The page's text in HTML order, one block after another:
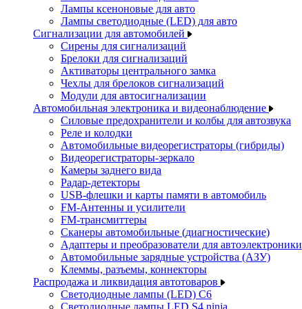
Лампы ксеноновые для авто
Лампы светодиодные (LED) для авто
Сигнализации для автомобилей
Сирены для сигнализаций
Брелоки для сигнализаций
Активаторы центрального замка
Чехлы для брелоков сигнализаций
Модули для автосигнализации
Автомобильная электроника и видеонаблюдение
Силовые предохранители и колбы для автозвука
Реле и колодки
Автомобильные видеорегистраторы (гибриды)
Видеорегистраторы-зеркало
Камеры заднего вида
Радар-детекторы
USB-флешки и карты памяти в автомобиль
FM-Антенны и усилители
FM-трансмиттеры
Сканеры автомобильные (диагностические)
Адаптеры и преобразователи для автоэлектроники
Автомобильные зарядные устройства (АЗУ)
Клеммы, разъемы, коннекторы
Распродажа и ликвидация автотоваров
Светодиодные лампы (LED) C6
Светодиодные лампы LED S4 ninja